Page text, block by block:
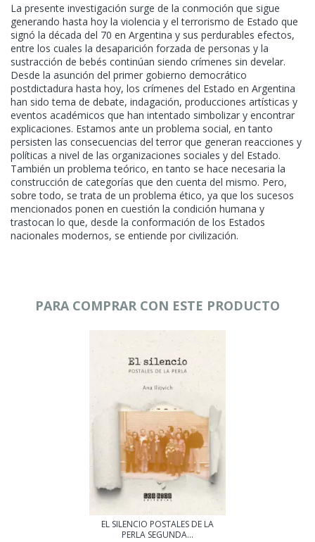
La presente investigación surge de la conmoción que sigue
generando hasta hoy la violencia y el terrorismo de Estado que
signó la década del 70 en Argentina y sus perdurables efectos,
entre los cuales la desaparición forzada de personas y la
sustracción de bebés continúan siendo crímenes sin develar.
Desde la asunción del primer gobierno democrático
postdictadura hasta hoy, los crímenes del Estado en Argentina
han sido tema de debate, indagación, producciones artísticas y
eventos académicos que han intentado simbolizar y encontrar
explicaciones. Estamos ante un problema social, en tanto
persisten las consecuencias del terror que generan reacciones y
políticas a nivel de las organizaciones sociales y del Estado.
También un problema teórico, en tanto se hace necesaria la
construcción de categorías que den cuenta del mismo. Pero,
sobre todo, se trata de un problema ético, ya que los sucesos
mencionados ponen en cuestión la condición humana y
trastocan lo que, desde la conformación de los Estados
nacionales modernos, se entiende por civilización.
PARA COMPRAR CON ESTE PRODUCTO
EL SILENCIO POSTALES DE LA
PERLA SEGUNDA...